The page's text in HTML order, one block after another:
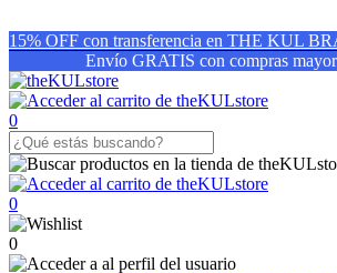
15% OFF con transferencia en THE KUL
Envío GRATIS con compras
0
0
0